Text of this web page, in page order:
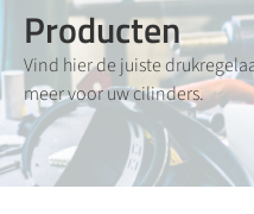
Producten
Vind hier de juiste
meer voor uw cilinders.